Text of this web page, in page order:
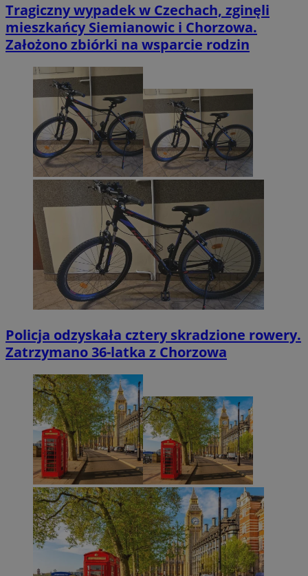
Tragiczny wypadek w Czechach, zginęli
mieszkańcy Siemianowic i Chorzowa.
Założono zbiórki na wsparcie rodzin
Policja odzyskała cztery skradzione rowery.
Zatrzymano 36-latka z Chorzowa